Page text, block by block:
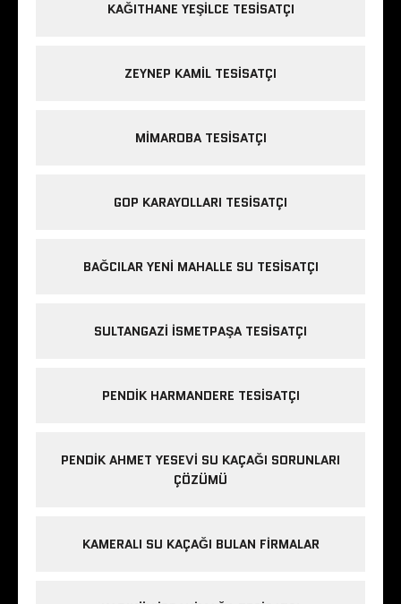
KAĞITHANE YEŞILCE TESISATÇI
ZEYNEP KAMIL TESISATÇI
MIMAROBA TESISATÇI
GOP KARAYOLLARI TESISATÇI
BAĞCILAR YENI MAHALLE SU TESISATÇI
SULTANGAZI ISMETPAŞA TESISATÇI
PENDIK HARMANDERE TESISATÇI
PENDIK AHMET YESEVI SU KAÇAĞI SORUNLARI
ÇÖZÜMÜ
KAMERALI SU KAÇAĞI BULAN FIRMALAR